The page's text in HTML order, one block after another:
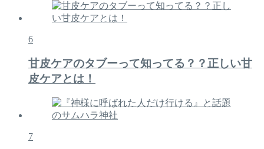
6
甘皮ケアのタブーって知ってる？？正しい甘
皮ケアとは！
7